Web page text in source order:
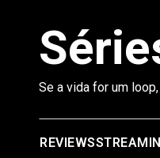
Se a vida for um
REVIEWS